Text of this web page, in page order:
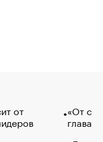
от
«От
глава